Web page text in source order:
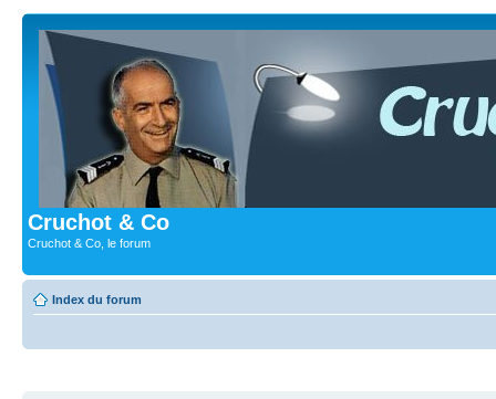
Cruchot & Co
Cruchot & Co, le forum
Index du forum